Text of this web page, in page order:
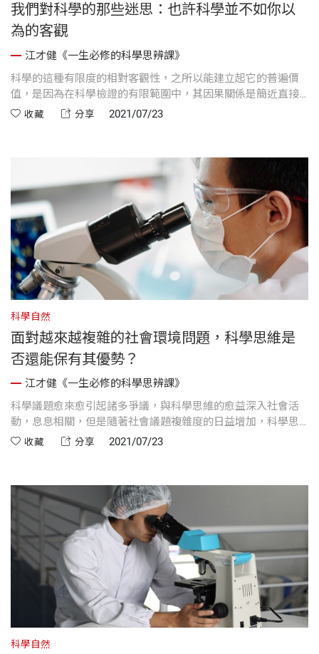
我們對科學的那些迷思：也許科學並不如你以
為的客觀
江才健《一生必修的科學思辨課》
科學的這種有限度的相對客觀性，之所以能建立起它的普遍價
值，是因為在科學檢證的有限範圍中，其因果關係是簡近直接
的。收藏 分享 2021/07/23
科學自然
面對越來越複雜的社會環境問題，科學思維是
否還能保有其優勢？
江才健《一生必修的科學思辨課》
科學議題愈來愈引起諸多爭議，與科學思維的愈益深入社會活
動，息息相關，但是隨著社會議題複雜度的日益增加，科學思
維過往的優勢便愈益的顯現局限。
收藏 分享 2021/07/23
科學自然